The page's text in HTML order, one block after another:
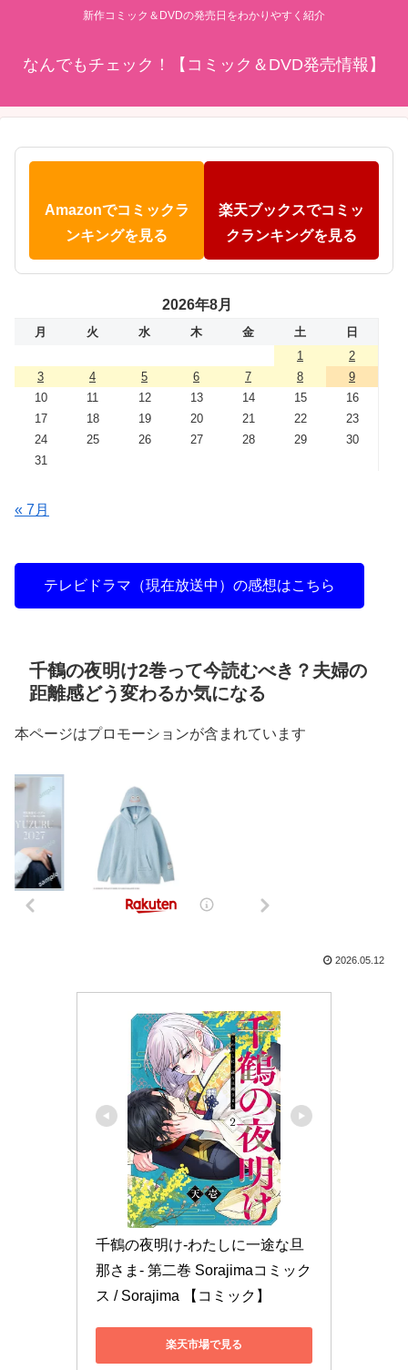
新作コミック＆DVDの発売日をわかりやすく紹介
なんでもチェック！【コミック＆DVD発売情報】
Amazonでコミックラ
ンキングを見る
楽天ブックスでコミッ
クランキングを見る
2026年8月
月 火 水 木 金 土
日
1
2
3
4 5 6 7 8
9
10
11 12 13 14 15
16
17
18 19 20 21 22
23
24
25 26 27 28 29
30
31
« 7月
テレビドラマ（現在放送中）の感想はこちら
千鶴の夜明け2巻って今読むべき？夫婦の
距離感どう変わるか気になる
本ページはプロモーションが含まれています
2026.05.12
千鶴の夜明け-わたしに一途な旦
那さま- 第二巻 Sorajimaコミック
ス / Sorajima 【コミック】
楽天市場で見る